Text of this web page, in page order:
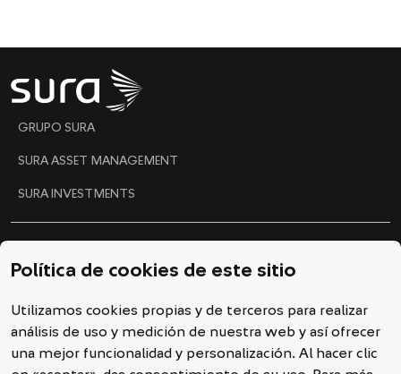
Política de cookies de este sitio
Utilizamos cookies propias y de terceros para realizar
análisis de uso y medición de nuestra web y así ofrecer
una mejor funcionalidad y personalización. Al hacer clic
GRUPO SURA
SURA ASSET MANAGEMENT
SURA INVESTMENTS
Línea ética
Política de cookies